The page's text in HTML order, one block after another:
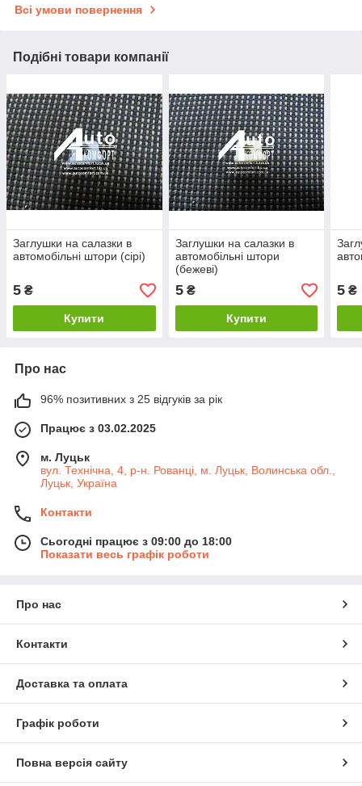
Всі умови повернення
Подібні товари компанії
Заглушки на салазки в
автомобільні штори (сірі)
5 ₴
Купити
Заглушки на салазки в
автомобільні штори
(бежеві)
5₴
Купити
5 ₴
Про нас
96% позитивних з 25 відгуків за рік
Працює з 03.02.2025
м. Луцьк
вул. Технічна, 4, р-н. Рованці, м. Луцьк, Волинська обл.,
Луцьк, Україна
Контакти
Сьогодні працює з 09:00 до 18:00
Показати весь графік роботи
Про нас
Контакти
Доставка та оплата
Графік роботи
Повна версія сайту